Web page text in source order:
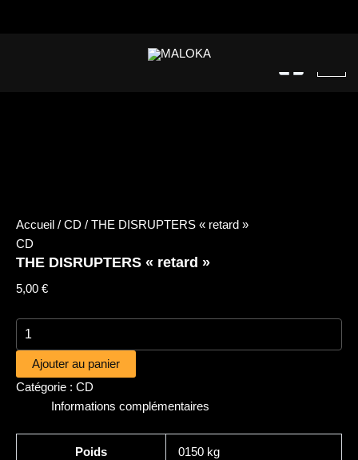
Accueil / CD / THE DISRUPTERS « retard »
CD
THE DISRUPTERS « retard »
5,00 €
Ajouter au panier
Catégorie : CD
Informations complémentaires
Poids 0150 kg